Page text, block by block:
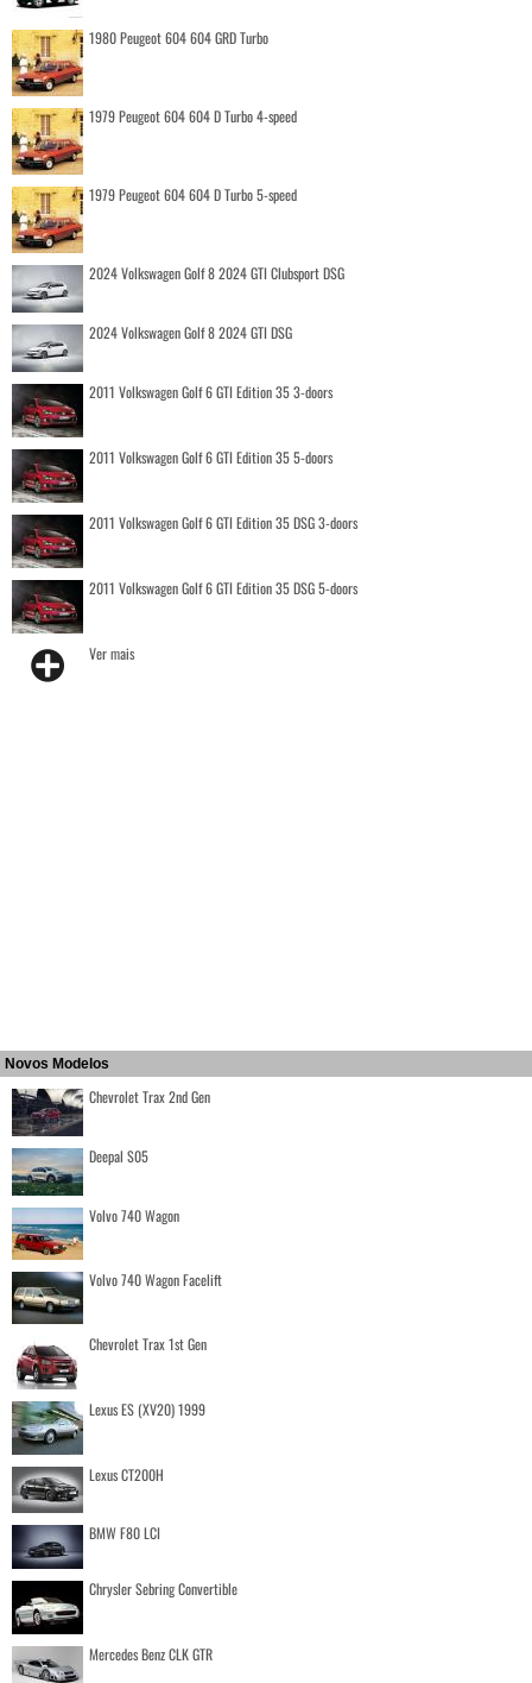
1980 Peugeot 604 604 GRD Turbo
1979 Peugeot 604 604 D Turbo 4-speed
1979 Peugeot 604 604 D Turbo 5-speed
2024 Volkswagen Golf 8 2024 GTI Clubsport DSG
2024 Volkswagen Golf 8 2024 GTI DSG
2011 Volkswagen Golf 6 GTI Edition 35 3-doors
2011 Volkswagen Golf 6 GTI Edition 35 5-doors
2011 Volkswagen Golf 6 GTI Edition 35 DSG 3-doors
2011 Volkswagen Golf 6 GTI Edition 35 DSG 5-doors
Ver mais
Novos Modelos
Chevrolet Trax 2nd Gen
Deepal S05
Volvo 740 Wagon
Volvo 740 Wagon Facelift
Chevrolet Trax 1st Gen
Lexus ES (XV20) 1999
Lexus CT200H
BMW F80 LCI
Chrysler Sebring Convertible
Mercedes Benz CLK GTR